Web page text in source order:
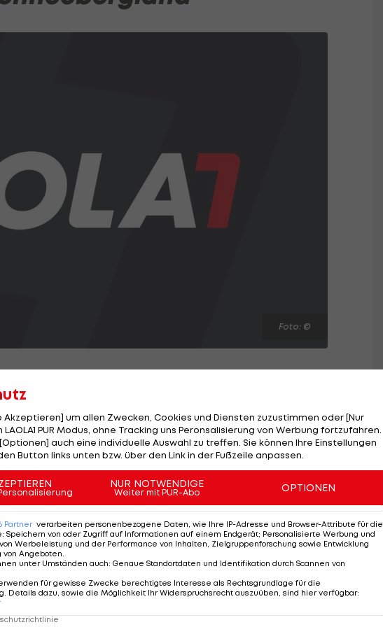
Foto: ©
wird entgegen seiner ersten Ankündigungen doch
starten. "Durch die Programmänderung eines Kunden
freut sich "Mundl" auf die Schotter-
Halbzeit der öst. Meisterschaft führt der
Skoda Fabia S2000 mit 22 Punkten Vorsprung auf
(52).
Akzeptieren] um allen Zwecken, Cookies und Diensten zuzustimmen oder [Nur
PUR Modus, ohne Tracking uns Peronsalisierung von Werbung fortzufahren.
auch eine individuelle Auswahl zu treffen. Sie können Ihre Einstellungen
Button links unten bzw. über den Link in der Fußzeile anpassen.
NUR NOTWENDIGE
Weiter mit PUR-Abo OPTIONEN
Partner verarbeiten personenbezogene Daten, wie Ihre IP-Adresse und Browser-Attribute für die
: Speichern von oder Zugriff auf Informationen auf einem Endgerät; Personalisierte Werbung und
Werbeleistung und der Performance von Inhalten, Zielgruppenforschung sowie Entwicklung
von Angeboten
unter Umständen auch: Genaue Standortdaten und Identifikation durch Scannen von
für gewisse Zwecke berechtigtes Interesse als Rechtsgrundlage für die
Details dazu, sowie die Möglichkeit Ihr Widerspruchsrecht auszuüben, sind hier verfügbar: